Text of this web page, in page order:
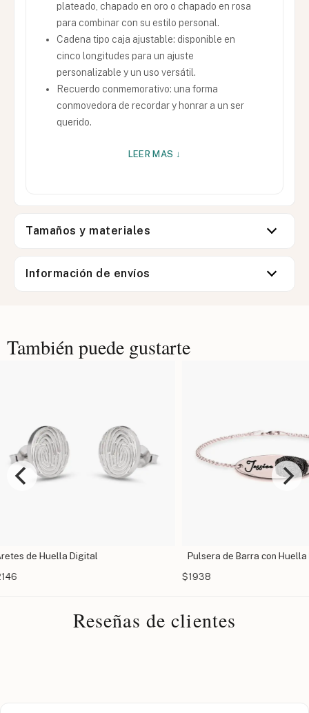
plateado, chapado en oro o chapado en rosa
para combinar con su estilo personal.
Cadena tipo caja ajustable: disponible en
cinco longitudes para un ajuste
personalizable y un uso versátil.
Recuerdo conmemorativo: una forma
conmovedora de recordar y honrar a un ser
querido.
LEER MAS ↓
Tamaños y materiales
Información de envíos
También puede gustarte
Collar
Pulsera de Barra con Huella Digital
Reseñas de clientes